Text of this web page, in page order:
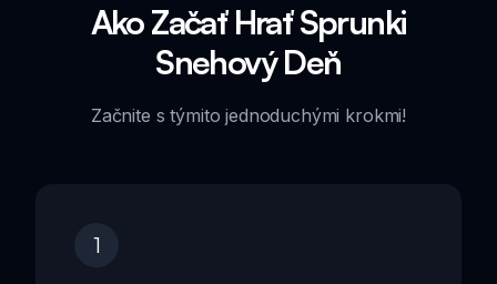
Ako Začať Hrať Sprunki
Snehový Deň
Začnite s týmito jednoduchými krokmi!
1